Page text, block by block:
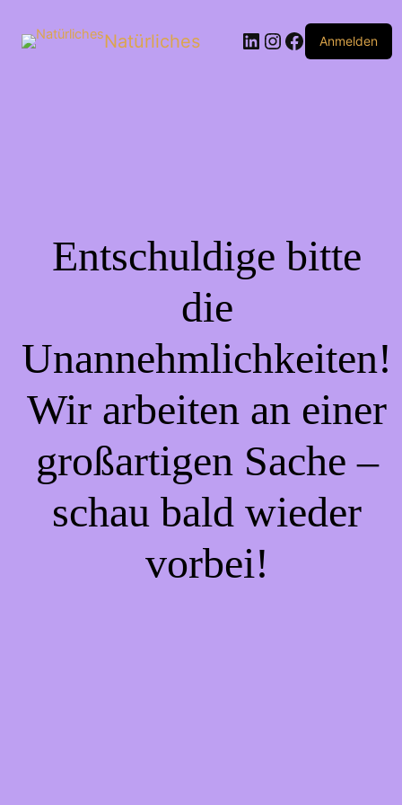
Natürliches Anmelden
Entschuldige bitte
die
Unannehmlichkeiten!
Wir arbeiten an einer
großartigen Sache –
schau bald wieder
vorbei!